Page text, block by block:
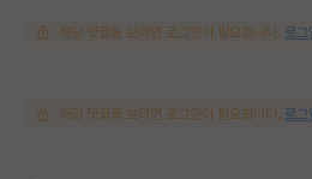
해당 댓글을 보려면 로그인이 필요합니다. 로그
해당 댓글을 보려면 로그인이 필요합니다. 로그